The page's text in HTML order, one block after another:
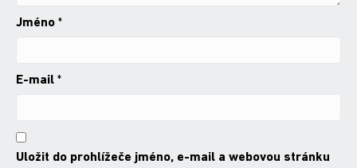
Jméno *
E-mail *
Uložit do prohlížeče jméno, e-mail a webovou stránku